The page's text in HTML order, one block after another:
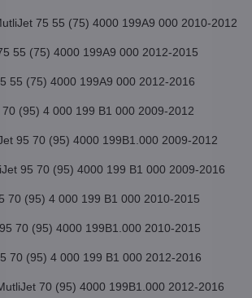
75 55 (75) 4000 199A9 000 2010-2012
55 (75) 4000 199A9 000 2012-2015
55 (75) 4000 199A9 000 2012-2016
(95) 4 000 199 B1 000 2009-2012
95 70 (95) 4000 199B1.000 2009-2012
95 70 (95) 4000 199 B1 000 2009-2016
70 (95) 4 000 199 B1 000 2010-2015
70 (95) 4000 199B1.000 2010-2015
70 (95) 4 000 199 B1 000 2012-2016
70 (95) 4000 199B1.000 2012-2016